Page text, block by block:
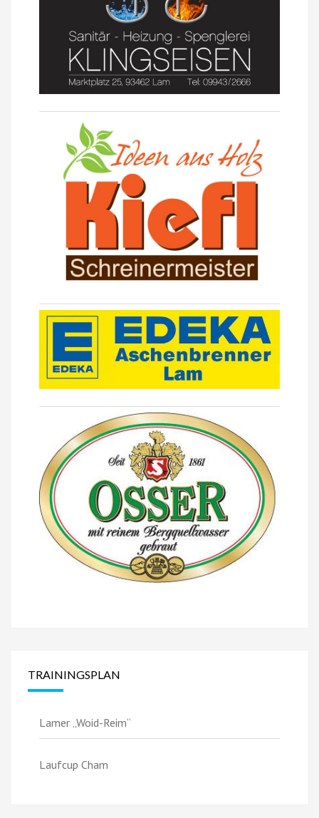
TRAININGSPLAN
Lamer „Woid-Reim“
Laufcup Cham